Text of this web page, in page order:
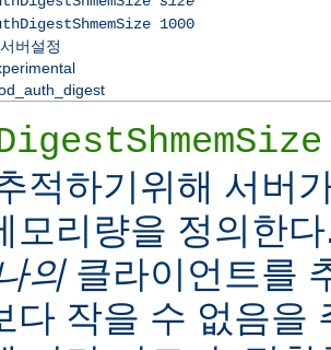
1000
버설정
적하기위해 서버
모리량을 정의한
의클라이언트를
다 작을 수 없음을